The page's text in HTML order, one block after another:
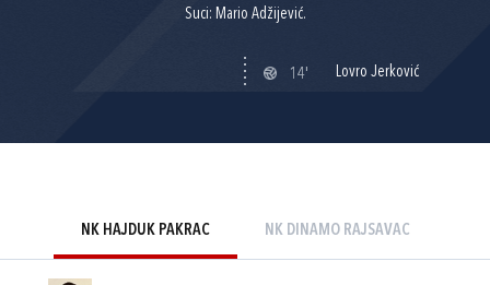
Suci: Mario Adžijević.
14' Lovro Jerković
NK HAJDUK PAKRAC NK DINAMO RAJSAVAC